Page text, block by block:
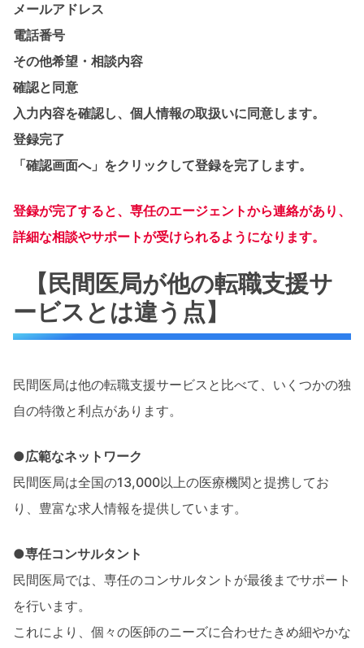
メールアドレス
電話番号
その他希望・相談内容
確認と同意
入力内容を確認し、個人情報の取扱いに同意します。
登録完了
「確認画面へ」をクリックして登録を完了します。
登録が完了すると、専任のエージェントから連絡があり、
詳細な相談やサポートが受けられるようになります。
【民間医局が他の転職支援サ
ービスとは違う点】
民間医局は他の転職支援サービスと比べて、いくつかの独
自の特徴と利点があります。
●広範なネットワーク
民間医局は全国の13,000以上の医療機関と提携してお
り、豊富な求人情報を提供しています。
●専任コンサルタント
民間医局では、専任のコンサルタントが最後までサポート
を行います。
これにより、個々の医師のニーズに合わせたきめ細やかな